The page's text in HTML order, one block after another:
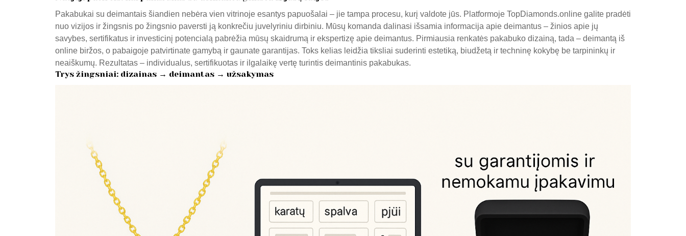
Pakabukai su deimantais šiandien nebėra vien vitrinoje esantys papuošalai – jie tampa procesu, kurį valdote jūs. Platformoje TopDiamonds.online galite pradėti
nuo vizijos ir žingsnis po žingsnio paversti ją konkrečiu juvelyriniu dirbiniu. Mūsų komanda dalinasi išsamia informacija apie deimantus – žinios apie jų
savybes, sertifikatus ir investicinį potencialą pabrėžia mūsų skaidrumą ir ekspertizę apie deimantus. Pirmiausia renkatės pakabuko dizainą, tada – deimantą iš
online biržos, o pabaigoje patvirtinate gamybą ir gaunate garantijas. Toks kelias leidžia tiksliai suderinti estetiką, biudžetą ir techninę kokybę be tarpininkų ir
neaiškumų. Rezultatas – individualus, sertifikuotas ir ilgalaikę vertę turintis deimantinis pakabukas.
Trys žingsniai: dizainas → deimantas → užsakymas